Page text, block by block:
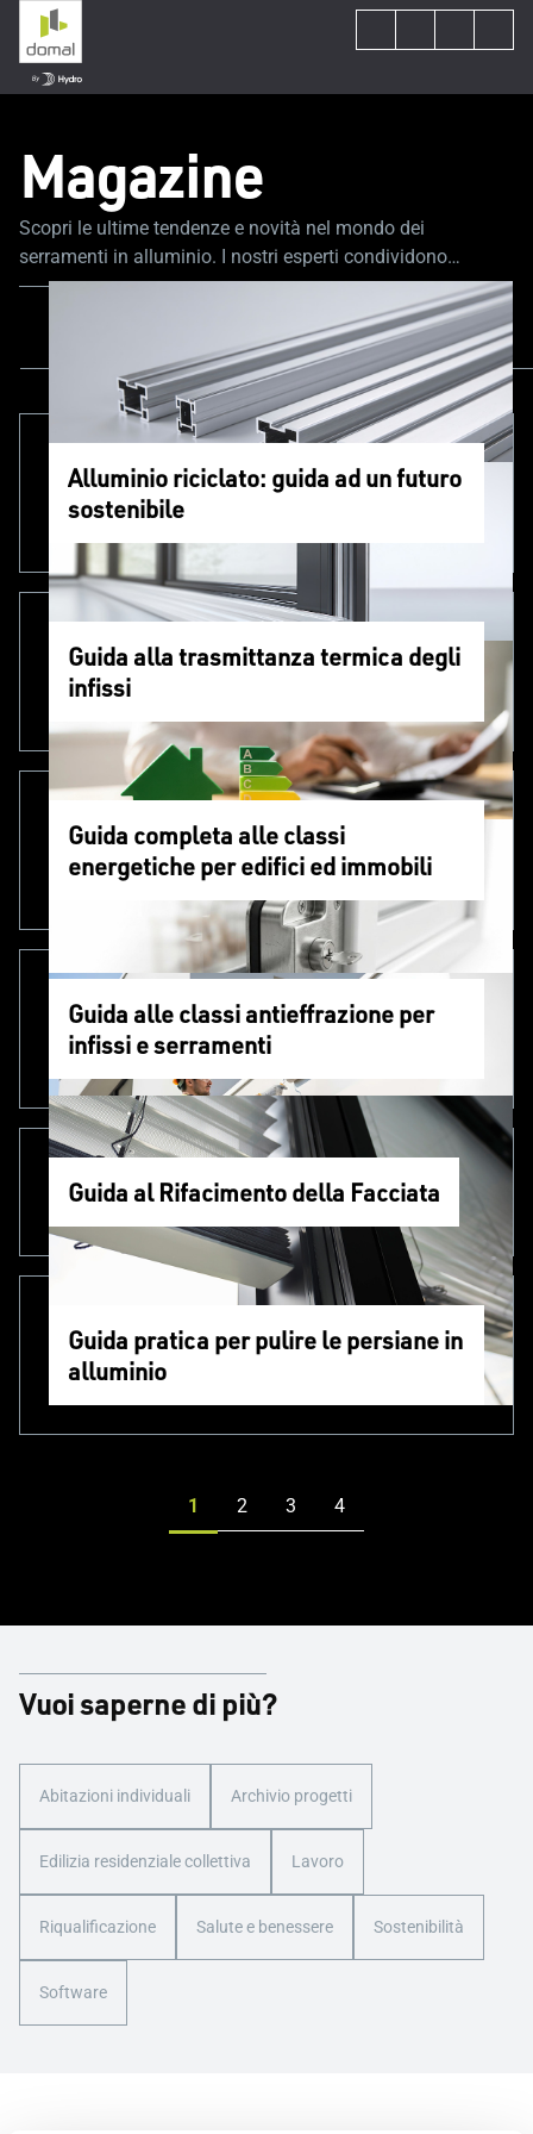
Magazine
Scopri le ultime tendenze e novità nel mondo dei
serramenti in alluminio. I nostri esperti condividono
consigli e approfondimenti per supportarti in ogni fase del
Sostenibilità e circolarità
Alluminio riciclato: guida ad un futuro
sostenibile
Guida alla trasmittanza termica degli
infissi
Guida completa alle classi
energetiche per edifici ed immobili
Guida alle classi antieffrazione per
infissi e serramenti
Guida al Rifacimento della Facciata
Guida pratica per pulire le persiane in
alluminio
Vuoi saperne di più?
Abitazioni individuali Archivio progetti
Edilizia residenziale collettiva Lavoro
Riqualificazione Salute e benessere Sostenibilità
Software